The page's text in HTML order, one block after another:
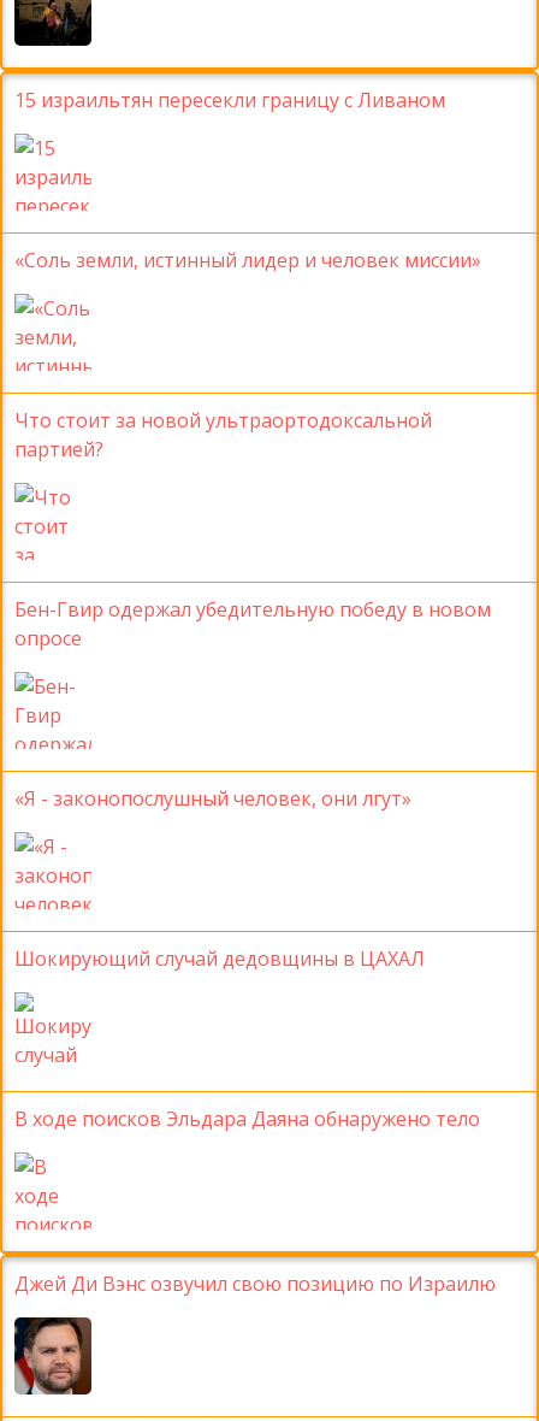
15 израильтян пересекли границу с Ливаном
«Соль земли, истинный лидер и человек миссии»
Что стоит за новой ультраортодоксальной
партией?
Бен-Гвир одержал убедительную победу в новом
опросе
«Я - законопослушный человек, они лгут»
Шокирующий случай дедовщины в ЦАХАЛ
В ходе поисков Эльдара Даяна обнаружено тело
Джей Ди Вэнс озвучил свою позицию по Израилю